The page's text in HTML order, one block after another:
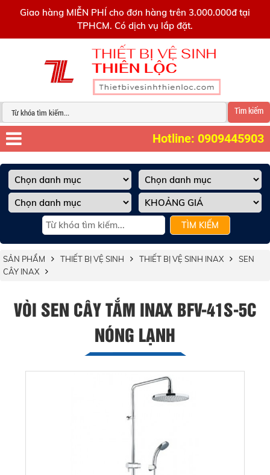
Giao hàng MIỄN PHÍ cho đơn hàng trên 3.000.000đ tại
TPHCM. Có dịch vụ lắp đặt.
Tìm kiếm
Hotline: 0909445903
TÌM KIẾM
SẢN PHẨM THIẾT BỊ VỆ SINH THIẾT BỊ VỆ SINH INAX
SEN
CÂY INAX
VÒI SEN CÂY TẮM INAX BFV-41S-5C
NÓNG LẠNH
0909445903